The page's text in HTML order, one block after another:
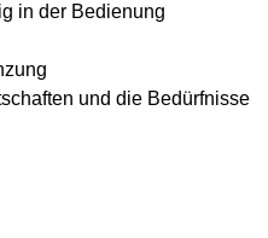
in der Bedienung
und die Bedürfnisse